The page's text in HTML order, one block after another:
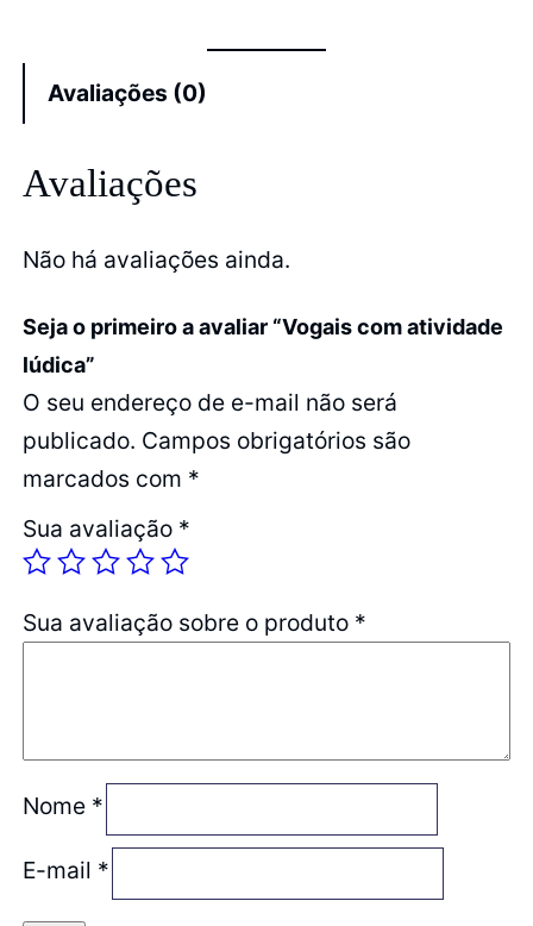
Avaliações (0)
Avaliações
Não há avaliações ainda.
Seja o primeiro a avaliar “Vogais com atividade
lúdica”
O seu endereço de e-mail não será
publicado. Campos obrigatórios são
marcados com *
Sua avaliação *
Sua avaliação sobre o produto *
Nome *
E-mail *